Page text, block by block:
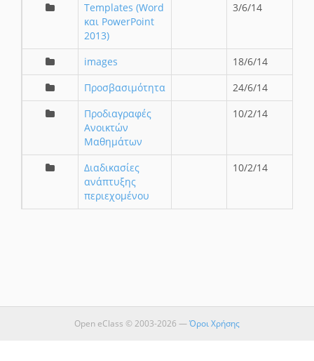
Templates (Word
και PowerPoint
2013)
3/6/14
images
18/6/14
Προσβασιμότητα
24/6/14
Προδιαγραφές
Ανοικτών
Μαθημάτων
10/2/14
Διαδικασίες
ανάπτυξης
περιεχομένου
10/2/14
Open eClass © 2003-2026 —Όροι Χρήσης